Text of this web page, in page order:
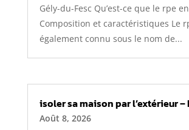
Gély-du-Fesc Qu’est-ce que le rpe
Composition et caractéristiques Le
également connu sous le nom de...
isoler sa maison par l’extérieur –
Août 8, 2026